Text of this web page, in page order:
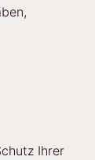
Ihrer